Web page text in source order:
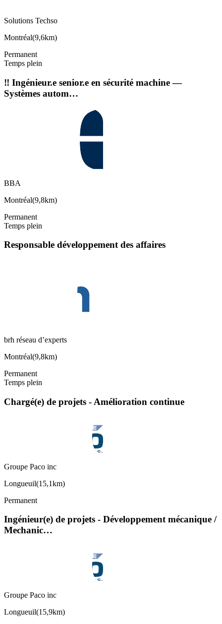
Solutions Techso
Montréal(9,6km)
Permanent
Temps plein
‼️ Ingénieur.e senior.e en sécurité machine —
Systèmes autom…
BBA
Montréal(9,8km)
Permanent
Temps plein
Responsable développement des affaires
brh réseau d’experts
Montréal(9,8km)
Permanent
Temps plein
Chargé(e) de projets - Amélioration continue
Groupe Paco inc
Longueuil(15,1km)
Permanent
Ingénieur(e) de projets - Développement mécanique /
Mechanic…
Groupe Paco inc
Longueuil(15,9km)